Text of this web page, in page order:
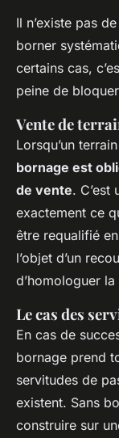
Il n’existe pas
borner
certains cas,
peine de
Vente de
Lorsqu’un
bornage est
de vente. C’est
exactement ce
être requalifié
l’objet d’un
d’homologuer
Le cas des
En cas de
bornage prend
servitudes de
existent. Sans
construire sur